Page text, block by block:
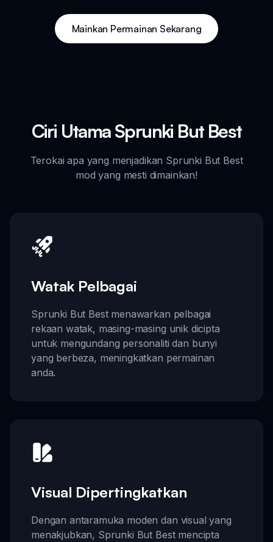
Mainkan Permainan Sekarang
Ciri Utama Sprunki But Best
Terokai apa yang menjadikan Sprunki But Best
mod yang mesti dimainkan!
Watak Pelbagai
Sprunki But Best menawarkan pelbagai
rekaan watak, masing-masing unik dicipta
untuk mengundang personaliti dan bunyi
yang berbeza, meningkatkan permainan
anda.
Visual Dipertingkatkan
Dengan antaramuka moden dan visual yang
menakjubkan, Sprunki But Best mencipta